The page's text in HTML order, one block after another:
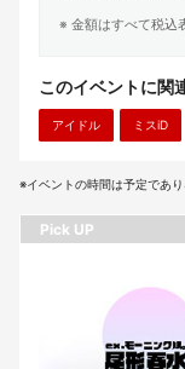
※ 金額はすべて税込
このイベントに関
アイドル ミスiD
※イベントの時間は予定であり
Pick UP